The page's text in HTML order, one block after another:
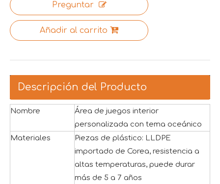
Preguntar
Añadir al carrito
Descripción del Producto
Nombre
Área de juegos interior
personalizada con tema oceánico
Materiales
Piezas de plástico: LLDPE
importado de Corea, resistencia a
altas temperaturas, puede durar
más de 5 a 7 años